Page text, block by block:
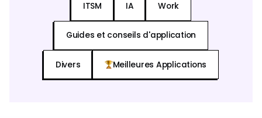
ITSM IA Work
Guides et conseils d'application
Divers Meilleures Applications